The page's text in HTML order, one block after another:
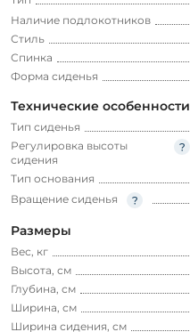
Наличие подлокотников
Стиль
Спинка
Форма сиденья
Технические особенности
Тип сиденья
Регулировка высоты
сидения
Тип основания
Вращение сиденья
Размеры
Вес, кг
Высота, см
Глубина, см
Ширина, см
Ширина сидения, см